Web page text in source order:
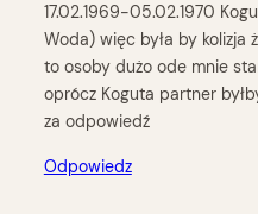
17.02.1969-05.02.1970
Woda) więc była by kolizja
to osoby dużo ode mnie
oprócz Koguta partner
za odpowiedź
Odpowiedz